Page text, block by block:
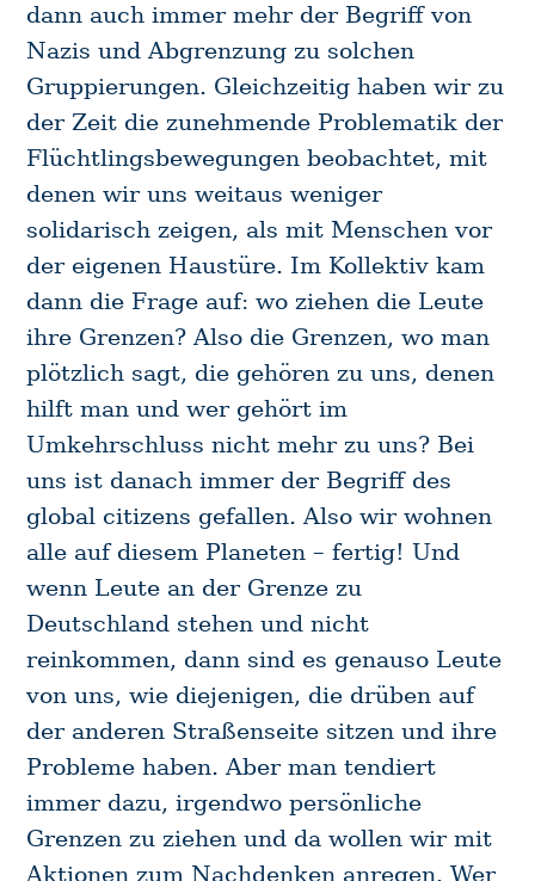
dann auch immer mehr der Begriff von
Nazis und Abgrenzung zu solchen
Gruppierungen. Gleichzeitig haben wir zu
der Zeit die zunehmende Problematik der
Flüchtlingsbewegungen beobachtet, mit
denen wir uns weitaus weniger
solidarisch zeigen, als mit Menschen vor
der eigenen Haustüre. Im Kollektiv kam
dann die Frage auf: wo ziehen die Leute
ihre Grenzen? Also die Grenzen, wo man
plötzlich sagt, die gehören zu uns, denen
hilft man und wer gehört im
Umkehrschluss nicht mehr zu uns? Bei
uns ist danach immer der Begriff des
global citizens gefallen. Also wir wohnen
alle auf diesem Planeten – fertig! Und
wenn Leute an der Grenze zu
Deutschland stehen und nicht
reinkommen, dann sind es genauso Leute
von uns, wie diejenigen, die drüben auf
der anderen Straßenseite sitzen und ihre
Probleme haben. Aber man tendiert
immer dazu, irgendwo persönliche
Grenzen zu ziehen und da wollen wir mit
Aktionen zum Nachdenken anregen. Wer